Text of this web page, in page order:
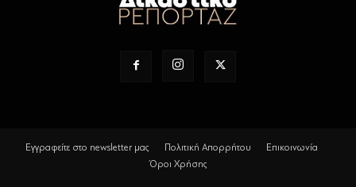
Εγγραφείτε στο newsletter μας Πολιτική Απορρήτου
Επικοινωνία
Όροι Χρήσης